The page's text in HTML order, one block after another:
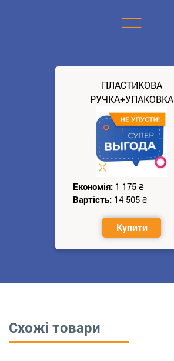
=
ПЛАСТИКОВА
РУЧКА+УПАКОВКА
Економія: 1 175 ₴
Вартість: 14 505 ₴
Купити
Схожі товари